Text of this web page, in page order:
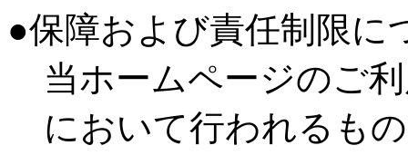
●保障および責任制限に
当ホームページのご
において行われるも